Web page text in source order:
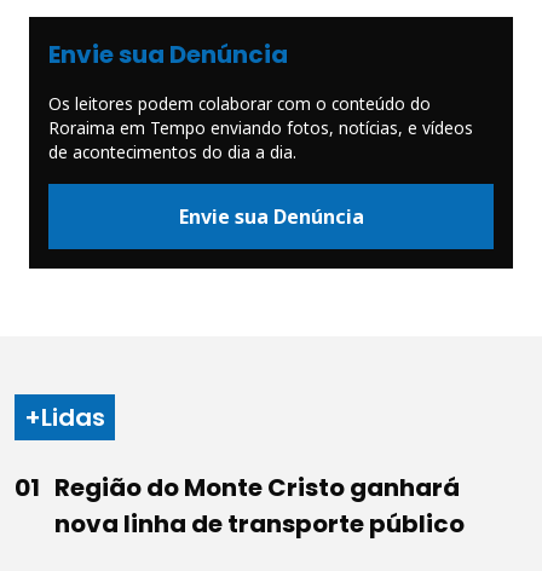
Envie sua Denúncia
Os leitores podem colaborar com o conteúdo do
Roraima em Tempo enviando fotos, notícias, e vídeos
de acontecimentos do dia a dia.
Envie sua Denúncia
+Lidas
Região do Monte Cristo ganhará
nova linha de transporte público